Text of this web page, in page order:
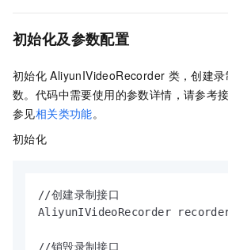
初始化及参数配置
初始化 AliyunIVideoRecorder 类，创建
数。 代码中需要使用的参数详情，请参考
参见相关类功能。
初始化
//创建录制接口
AliyunIVideoRecorder
//销毁录制接口